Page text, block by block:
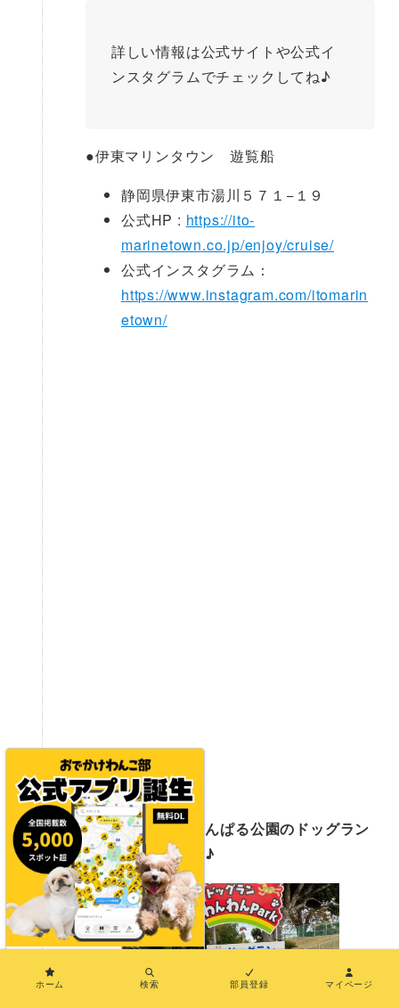
詳しい情報は公式サイトや公式イ
ンスタグラムでチェックしてね♪
●伊東マリンタウン 遊覧船
静岡県伊東市湯川５７１−１９
公式HP : https://ito-
marinetown.co.jp/enjoy/cruise/
公式インスタグラム：
https://www.instagram.com/itomarin
etown/
【遊ぶ】伊豆ぐらんぱる公園のドッグラン
でたっぷり遊ぼう♪
ホーム 検索 部員登録 マイページ